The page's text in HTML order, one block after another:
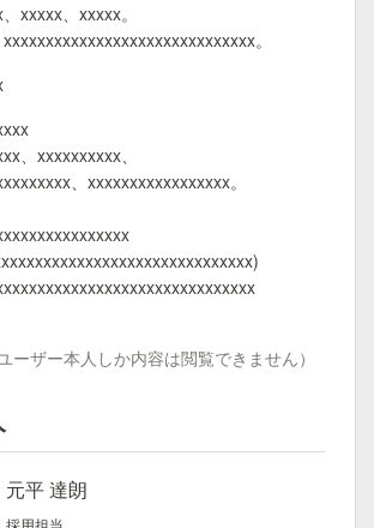
xxxxx、xxxxx。
。
、xxxxxxxxxx、
、xxxxxxxxxxxxxxxxx。
ーザー本人しか内容は閲覧できません）
元平 達朗
採用担当